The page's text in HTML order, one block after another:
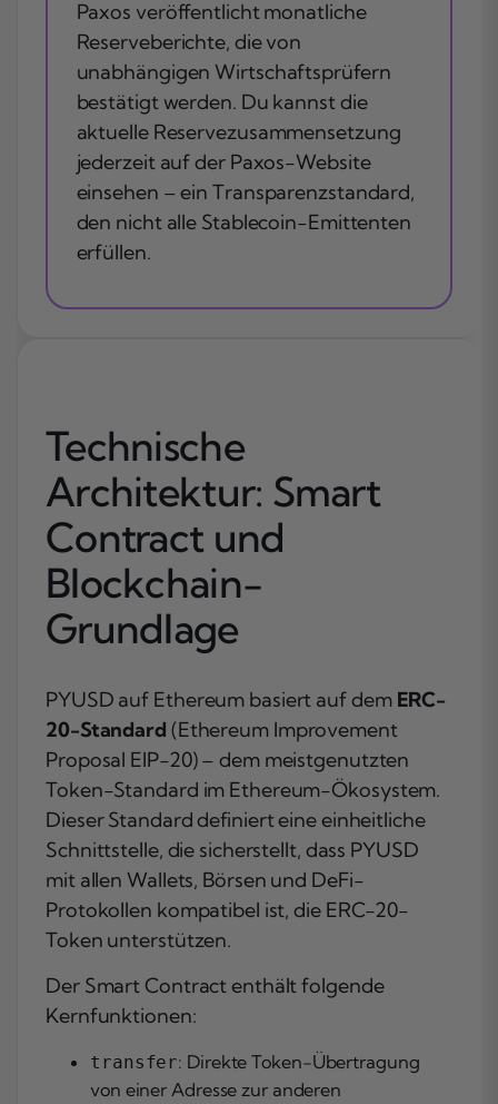
Paxos veröffentlicht monatliche
Reserveberichte, die von
unabhängigen Wirtschaftsprüfern
bestätigt werden. Du kannst die
aktuelle Reservezusammensetzung
jederzeit auf der Paxos-Website
einsehen – ein Transparenzstandard,
den nicht alle Stablecoin-Emittenten
erfüllen.
Technische
Architektur: Smart
Contract und
Blockchain-
Grundlage
PYUSD auf Ethereum basiert auf dem ERC-
20-Standard (Ethereum Improvement
Proposal EIP-20) – dem meistgenutzten
Token-Standard im Ethereum-Ökosystem.
Dieser Standard definiert eine einheitliche
Schnittstelle, die sicherstellt, dass PYUSD
mit allen Wallets, Börsen und DeFi-
Protokollen kompatibel ist, die ERC-20-
Token unterstützen.
Der Smart Contract enthält folgende
Kernfunktionen:
transfer: Direkte Token-Übertragung
von einer Adresse zur anderen